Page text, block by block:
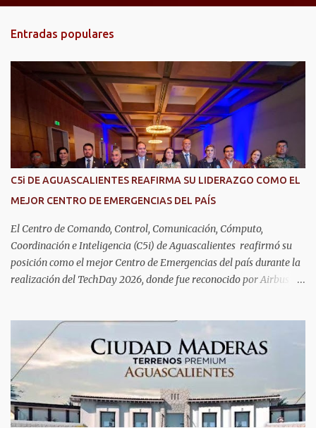
n
t
s
Entradas populares
C5i DE AGUASCALIENTES REAFIRMA SU LIDERAZGO COMO EL
MEJOR CENTRO DE EMERGENCIAS DEL PAÍS
El Centro de Comando, Control, Comunicación, Cómputo,
Coordinación e Inteligencia (C5i) de Aguascalientes reafirmó su
posición como el mejor Centro de Emergencias del país durante la
realización del TechDay 2026, donde fue reconocido por Airbus
seguridad pública y la atención de emergencias. Este encuentro
reunió a autoridades, especialistas nacionales e internacionales y
representantes de instituciones de seguridad para intercambiar
conocimientos y conocer las tendencias más avanzadas en la
materia. La titular del C5i, Michelle Olmos Álvarez, señaló que este
reconocimiento es resultado de la capacidad operativa, la